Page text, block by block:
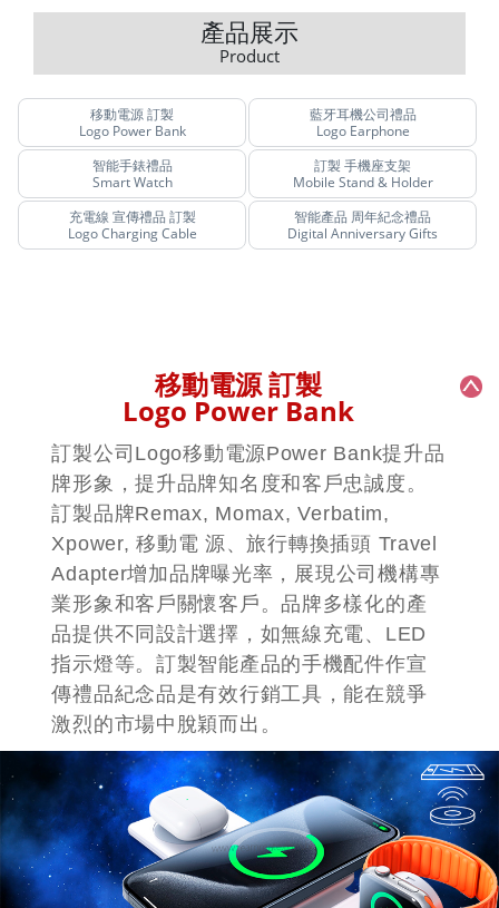
產品展示
Product
移動電源 訂製
Logo Power Bank
藍牙耳機公司禮品
Logo Earphone
智能手錶禮品
Smart Watch
訂製 手機座支架
Mobile Stand & Holder
充電線 宣傳禮品 訂製
Logo Charging Cable
智能產品 周年紀念禮品
Digital Anniversary Gifts
移動電源 訂製
Logo Power Bank
訂製公司Logo移動電源Power Bank提升品
牌形象，提升品牌知名度和客戶忠誠度。
訂製品牌Remax, Momax, Verbatim,
Xpower, 移動電 源、旅行轉換插頭 Travel
Adapter增加品牌曝光率，展現公司機構專
業形象和客戶關懷客戶。品牌多樣化的產
品提供不同設計選擇，如無線充電、LED
指示燈等。訂製智能產品的手機配件作宣
傳禮品紀念品是有效行銷工具，能在競爭
激烈的市場中脫穎而出。